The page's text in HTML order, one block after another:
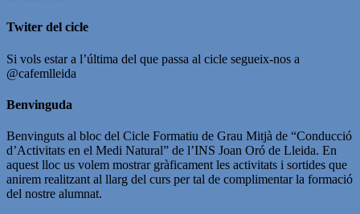
Twiter del cicle
Si vols estar a l’última del que passa al cicle segueix-nos a
@cafemlleida
Benvinguda
Benvinguts al bloc del Cicle Formatiu de Grau Mitjà de “Conducció
d’Activitats en el Medi Natural” de l’INS Joan Oró de Lleida. En
aquest lloc us volem mostrar gràficament les activitats i sortides que
anirem realitzant al llarg del curs per tal de complimentar la formació
del nostre alumnat.